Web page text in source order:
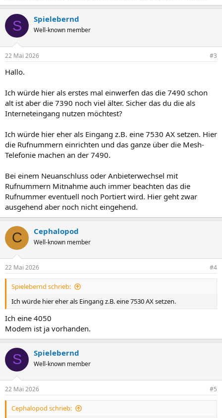
S Spielebernd
Well-known member
22 Mai 2026 #3
Hallo.
Ich würde hier als erstes mal einwerfen das die 7490 schon
alt ist aber die 7390 noch viel älter. Sicher das du die als
Interneteingang nutzen möchtest?
Ich würde hier eher als Eingang z.B. eine 7530 AX setzen. Hier
die Rufnummern einrichten und das ganze über die Mesh-
Telefonie machen an der 7490.
Bei einem Neuanschluss oder Anbieterwechsel mit
Rufnummern Mitnahme auch immer beachten das die
Rufnummer eventuell noch Portiert wird. Hier geht zwar
ausgehend aber noch nicht eingehend.
C Cephalopod
Well-known member
22 Mai 2026 #4
Spielebernd schrieb:
Ich würde hier eher als Eingang z.B. eine 7530 AX setzen.
Ich eine 4050
Modem ist ja vorhanden.
S Spielebernd
Well-known member
22 Mai 2026 #5
Cephalopod schrieb: